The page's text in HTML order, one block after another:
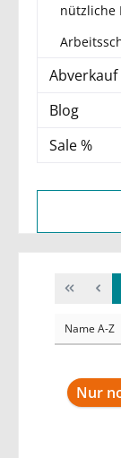
nützliche
Abverkauf
Blog
Sale %
Nur